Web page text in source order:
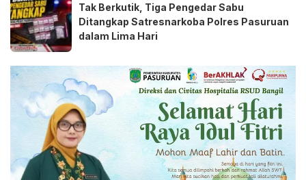
Tak Berkutik, Tiga Pengedar Sabu
Ditangkap Satresnarkoba Polres Pasuruan
dalam Lima Hari